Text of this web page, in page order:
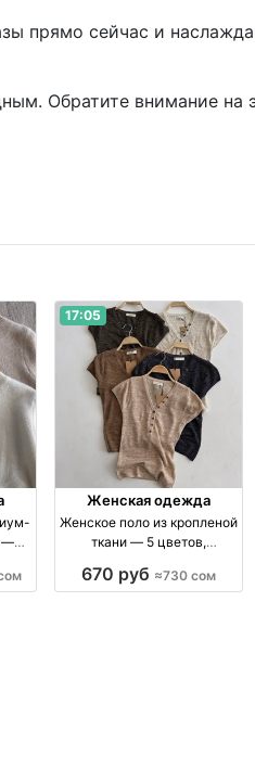
прямо сейчас и
Обратите внимание на
—
17:05
Женская одежда
Женское поло из кропленой
ткани — 5 цветов,
производство Киргизия
670 руб ≈730 сом